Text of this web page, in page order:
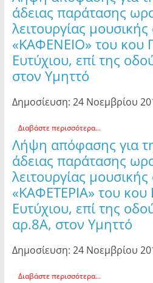
άδειας παράτασης
λειτουργίας
«ΚΑΦΕΝΕΙΟ» του κου
Ευτύχιου, επί της
στον Υμηττό
Δημοσίευση: 24 Νοεμβρίου
Διαβάστε περισσότερα...
Λήψη απόφασης για
άδειας παράτασης
λειτουργίας
«ΚΑΦΕΤΕΡΙΑ» του
Ευτύχιου, επί της
αρ.8Α, στον Υμηττό
Δημοσίευση: 24 Νοεμβρίου
Διαβάστε περισσότερα...